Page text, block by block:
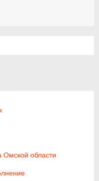
Омской области